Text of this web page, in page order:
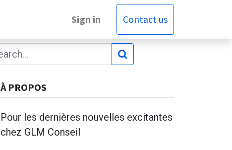
Sign in Contact us
À PROPOS
Pour les dernières nouvelles excitantes
chez GLM Conseil